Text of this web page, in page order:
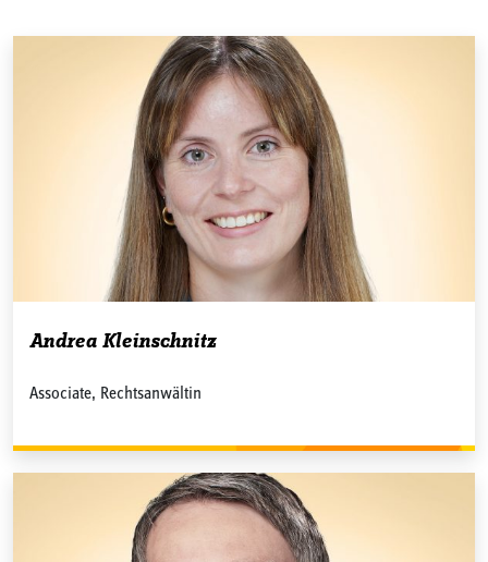
Andrea Kleinschnitz
Associate, Rechtsanwältin